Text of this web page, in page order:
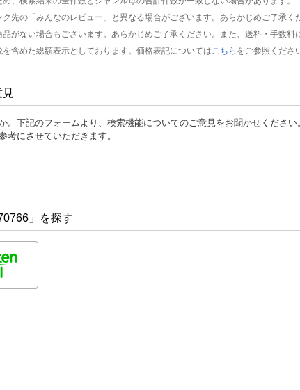
先の「みんなのレビュー」と異なる場合がございます。あらかじめご了承く
がない場合もございます。あらかじめご了承ください。また、送料・手数料
含めた総額表示としております。価格表記については こちら をご参照くださ
見
。下記のフォームより、検索機能についてのご意見をお聞かせください
考にさせていただきます。
」を探す